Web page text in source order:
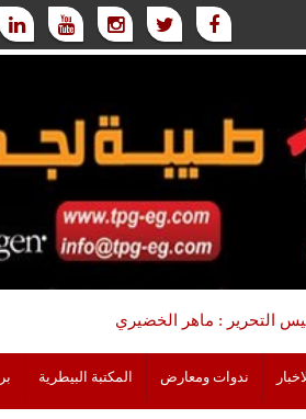
التحرير : ماهر الخضيري
ندوات ومعارض المكتبة البيطرية